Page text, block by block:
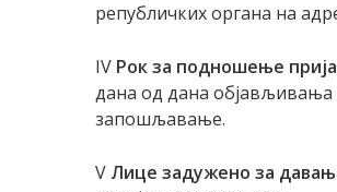
републичких органа на
IV Рок за подношење
дана од дана објављивања
запошљавање.
V Лице задужено за